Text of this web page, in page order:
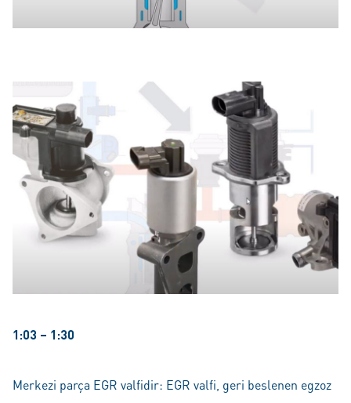
1:03 – 1:30
Merkezi parça EGR valfidir: EGR valfi, geri beslenen egzoz